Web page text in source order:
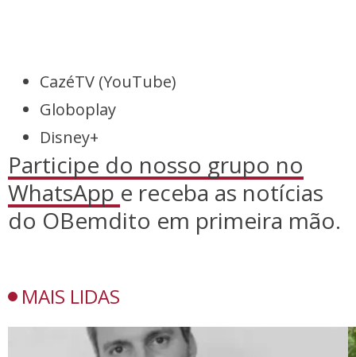
CazéTV (YouTube)
Globoplay
Disney+
Participe do nosso grupo no
WhatsApp e receba as notícias
do OBemdito em primeira mão.
MAIS LIDAS